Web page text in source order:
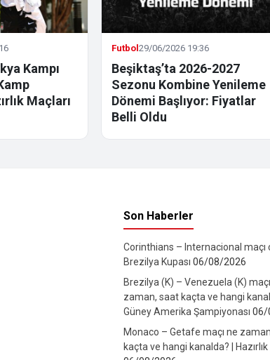
Kampı
Maçları
Futbol29/06/2026 19:36
Beşiktaş’ta 2026-2027
Sezonu Kombine Yenileme
Dönemi Başlıyor: Fiyatlar
Belli Oldu
Son Haberler
Corinthians – Internacional maçı
Brezilya Kupası 06/08/2026
Brezilya (K) – Venezuela (K)
zaman, saat kaçta ve hangi
Güney Amerika Şampiyonası 06/
Monaco – Getafe maçı ne
kaçta ve hangi kanalda? | Hazırlık